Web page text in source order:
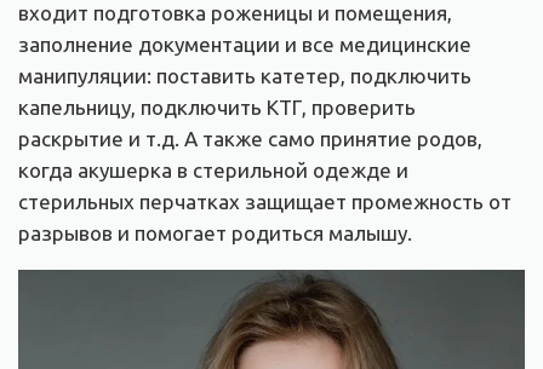
входит подготовка роженицы и помещения,
заполнение документации и все медицинские
манипуляции: поставить катетер, подключить
капельницу, подключить КТГ, проверить
раскрытие и т.д. А также само принятие родов,
когда акушерка в стерильной одежде и
стерильных перчатках защищает промежность от
разрывов и помогает родиться малышу.